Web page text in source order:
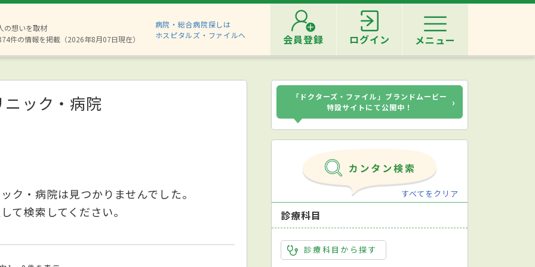
の想いを取材
件の情報を掲載（2026年8月07日現在）
病院・総合病院探しは
ホスピタルズ・ファイルへ
会員登録 ログイン メニュー
ニック・病院
ク・病院は見つかりませんでした。
て検索してください。
「ドクターズ・ファイル」ブランドムービー
特設サイトにて公開中！
›
すべてをクリア
診療科目
診療科目から探す